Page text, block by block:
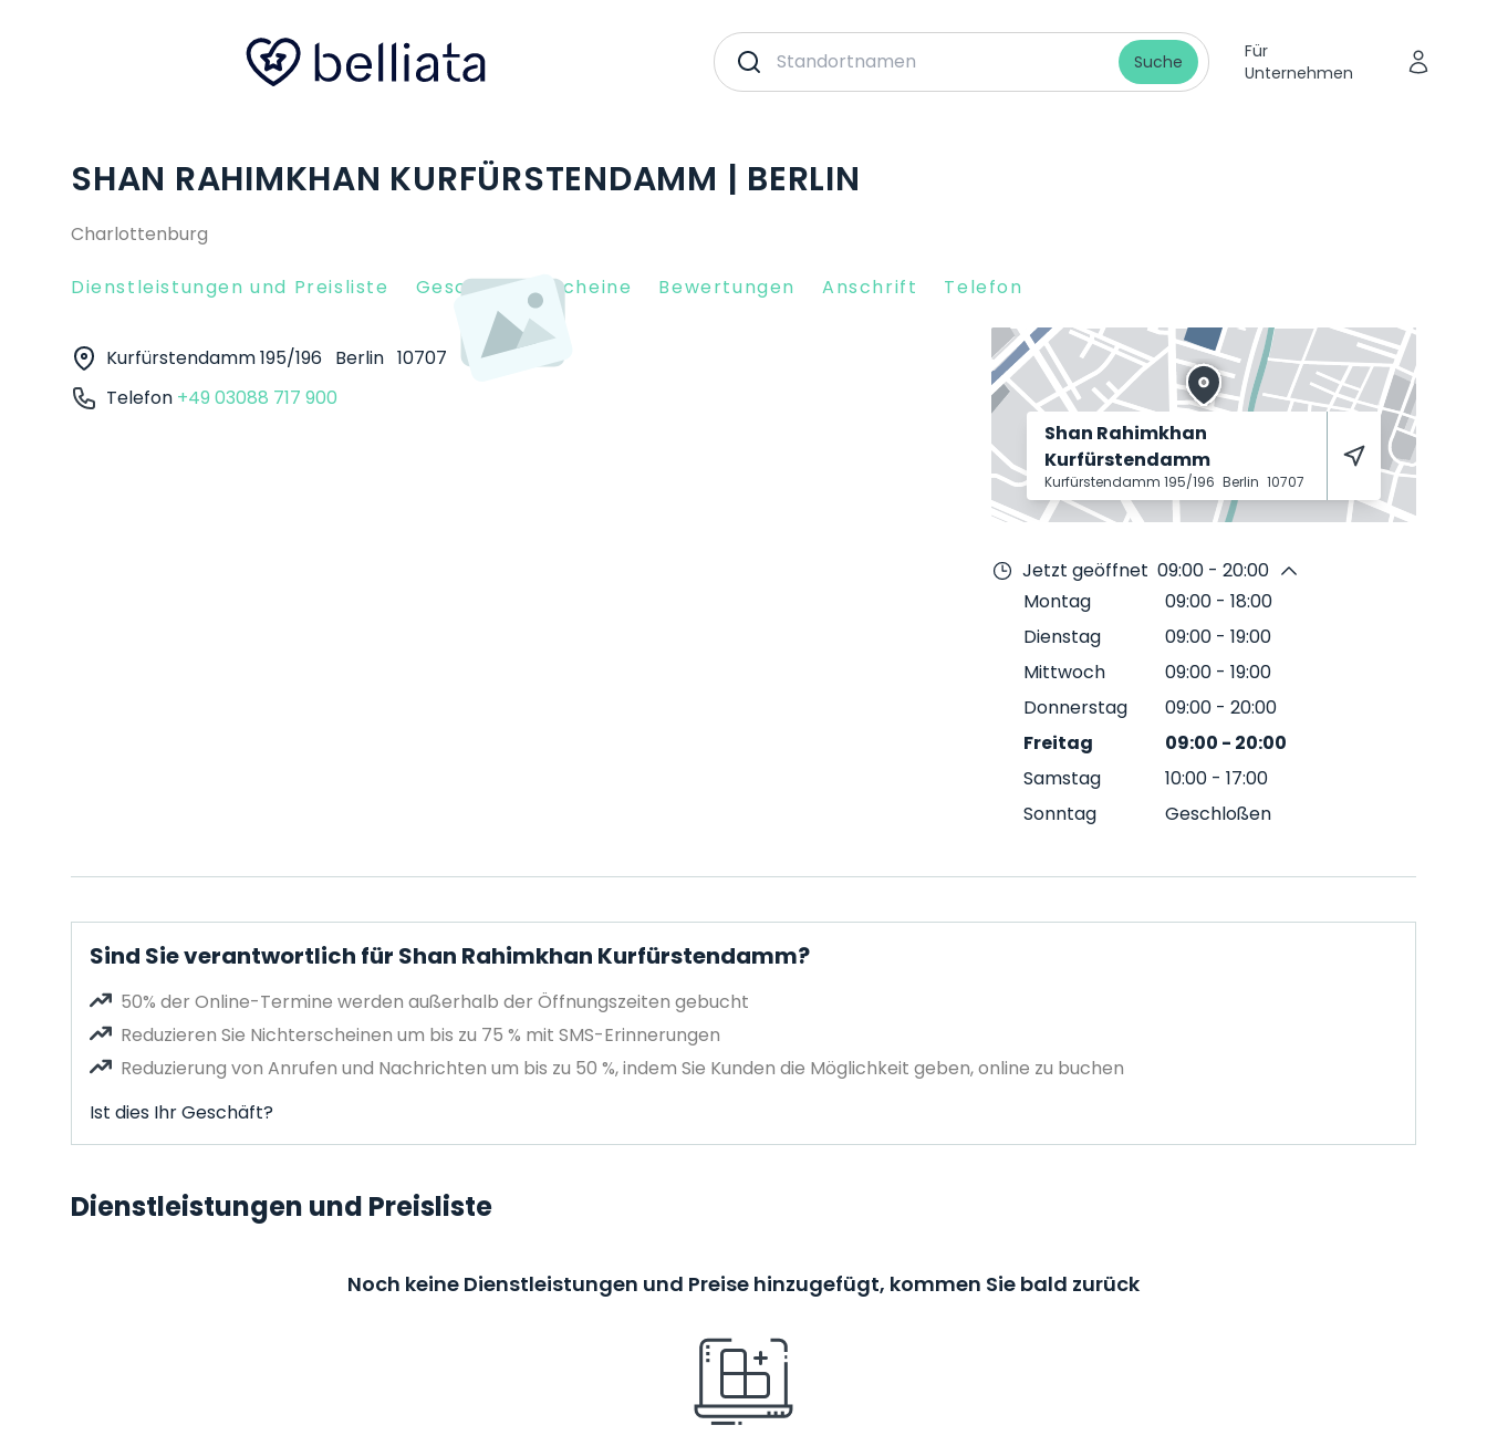
Suche
Für
Unternehmen
SHAN RAHIMKHAN KURFÜRSTENDAMM | BERLIN
Charlottenburg
Dienstleistungen und Preisliste Geschenkgutscheine Bewertungen Anschrift Telefon
Kurfürstendamm 195/196 Berlin 10707
Telefon +49 03088 717 900
Shan Rahimkhan
Kurfürstendamm
Kurfürstendamm 195/196 Berlin 10707
Jetzt geöffnet 09:00 - 20:00
Montag
09:00 - 18:00
Dienstag
09:00 - 19:00
Mittwoch
09:00 - 19:00
Donnerstag
09:00 - 20:00
Freitag
09:00 - 20:00
Samstag
10:00 - 17:00
Sonntag
Geschloßen
Sind Sie verantwortlich für Shan Rahimkhan Kurfürstendamm?
50% der Online-Termine werden außerhalb der Öffnungszeiten gebucht
Reduzieren Sie Nichterscheinen um bis zu 75 % mit SMS-Erinnerungen
Reduzierung von Anrufen und Nachrichten um bis zu 50 %, indem Sie Kunden die Möglichkeit geben, online zu buchen
Ist dies Ihr Geschäft?
Dienstleistungen und Preisliste
Noch keine Dienstleistungen und Preise hinzugefügt, kommen Sie bald zurück